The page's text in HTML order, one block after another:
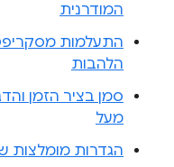
המודרנית
התעלמות
הלהבות
סמן בציר הזמן
מעל
הגדרות